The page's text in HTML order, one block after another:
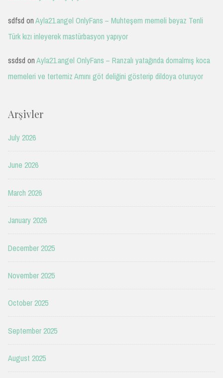
sdfsd onAyla21.angel OnlyFans – Muhteşem memeli beyaz Tenli
Türk kızı inleyerek mastürbasyon yapıyor
ssdsd onAyla21.angel OnlyFans – Ranzalı yatağında domalmış koca
memeleri ve tertemiz Amını göt deliğini gösterip dildoya oturuyor
Arşivler
July 2026
June 2026
March 2026
January 2026
December 2025
November 2025
October 2025
September 2025
August 2025